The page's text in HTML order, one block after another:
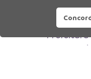
Prefeitura